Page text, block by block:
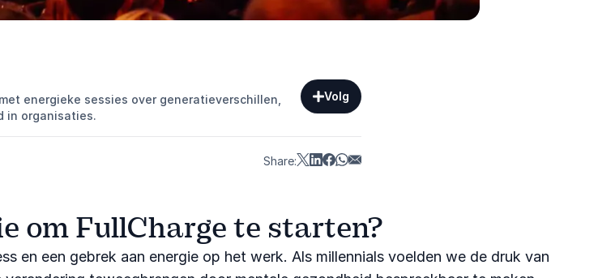
energieke sessies over generatieverschillen,
in organisaties.
Volg
Share:
om FullCharge te starten?
en een gebrek aan energie op het werk. Als millennials voelden we de druk van